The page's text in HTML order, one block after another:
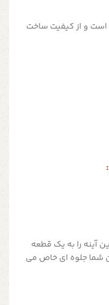
است و از کیفیت ساخت
آینه را به یک قطعه
شما جلوه ای خاص می